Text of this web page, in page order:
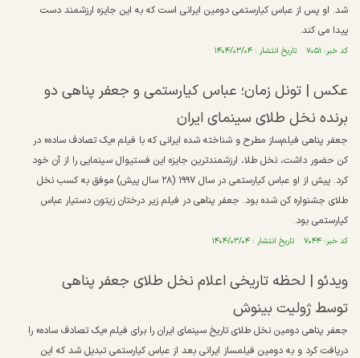
شد. او پس از عباس کیارستمی دومین ایرانی است که به این جایزه ارزشمند دست
پیدا می کند.
کد خبر: ۷۰۵۱ تاریخ انتشار : ۱۴۰۴/۰۳/۰۴
عکس | تونل زمان؛ عباس کیارستمی و جعفر پناهی دو
برنده نخل طلای سینمای ایران
جعفر پناهی فیلم‌ساز مطرح و شناخته شده ایرانی که با فیلم «یک تصادف ساده» در
کن حضور داشت، نخل طلا، ارزشمندترین جایزه این فستیوال سینمایی را از آن خود
کرد. پیش از او عباس کیارستمی در سال ۱۹۹۷ (۲۸ سال پیش) موفق به کسب نخل
طلای جشنواره کن شده بود. جعفر پناهی در فیلم زیر درختان زیتون دستیار عباس
کیارستمی بود.
کد خبر: ۷۰۴۴ تاریخ انتشار : ۱۴۰۴/۰۳/۰۴
ویدئو | لحظه تاریخی اعلام نخل طلای جعفر پناهی
توسط ژولیت بینوش
جعفر پناهی دومین نخل طلای تاریخ سینمای ایران را برای فیلم «یک تصادف ساده» را
دریافت کرد و به دومین فیلمساز ایرانی بعد از عباس کیارستمی تبدیل شد که این